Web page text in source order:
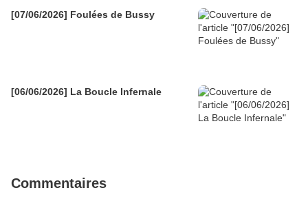
[07/06/2026] Foulées de Bussy
[06/06/2026] La Boucle Infernale
Commentaires